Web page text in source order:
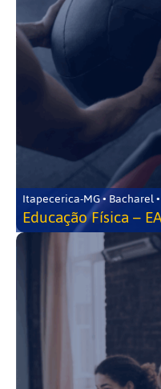
Itapecerica-MG • Bacharel
Educação Física –